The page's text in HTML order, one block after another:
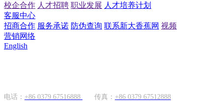
校企合作 人才招聘 职业发展 人才培养计划
客服中心
招商合作 服务承诺 防伪查询 联系新大香蕉网 视频
营销网络
English
电话： +86 0379 67516888 传真： +86 0379 67512888